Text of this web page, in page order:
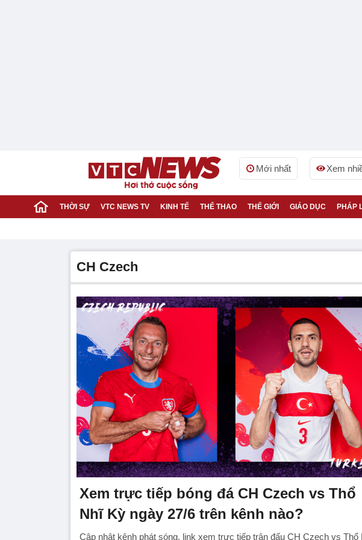
Mới nhất Xem
THỜI SỰ VTC NEWS TV KINH TẾ THỂ THAO THẾ GIỚI GIÁO DỤC PHÁP
CH Czech
Xem trực tiếp bóng đá CH Czech vs Thổ
Nhĩ Kỳ ngày 27/6 trên kênh nào?
Cập nhật kênh phát sóng, link xem trực tiếp trận đấu CH Czech vs Thổ